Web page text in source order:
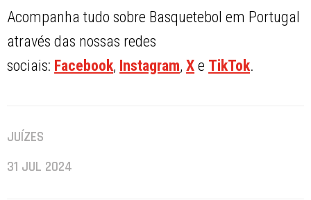
Acompanha tudo sobre Basquetebol em Portugal
através das nossas redes
sociais: Facebook, Instagram,X e TikTok.
JUÍZES
31 JUL 2024